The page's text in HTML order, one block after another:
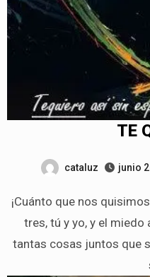
TE
cataluz junio
¡Cuánto que nos quisimos y queremos! Siempre fuimos
tres, tú y yo, y el
tantas cosas juntos que